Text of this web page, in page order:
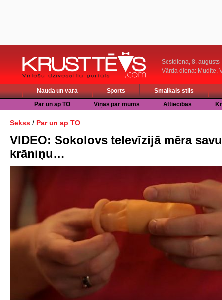
Sestdiena, 8. augusts
Vārda diena: Mudīte,
Nauda un vara Sports
Smalkais stils
Par un ap TO
Viņas par mums Attiecības
Sekss / Par un ap TO
VIDEO: Sokolovs televīzijā mēra savu
krāniņu…